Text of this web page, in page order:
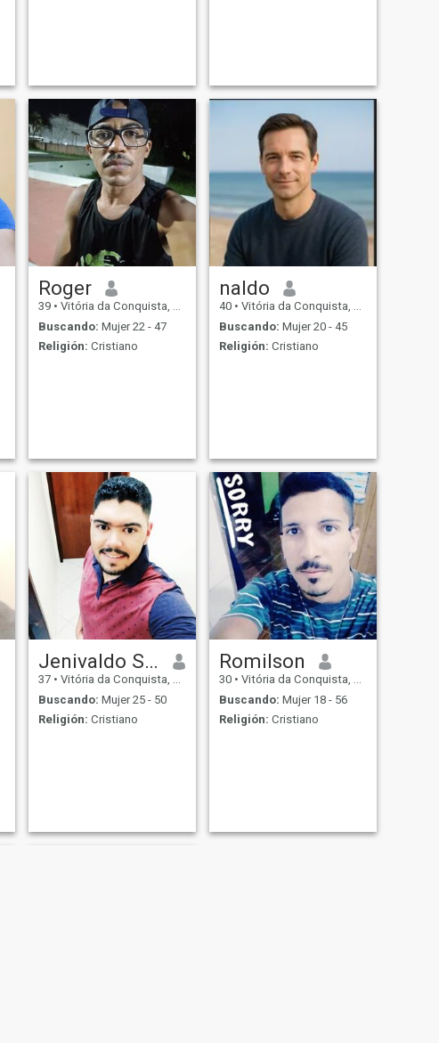
Roger
39 • Vitória da Conquista, Bahia, Brasil
Buscando: Mujer 22 - 47
Religión: Cristiano
naldo
40 • Vitória da Conquista, Bahia, Brasil
Buscando: Mujer 20 - 45
Religión: Cristiano
Jenivaldo Santos
37 • Vitória da Conquista, Bahia, Brasil
Buscando: Mujer 25 - 50
Religión: Cristiano
Romilson
30 • Vitória da Conquista, Bahia, Brasil
Buscando: Mujer 18 - 56
Religión: Cristiano